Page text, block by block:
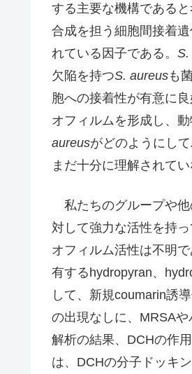
する主要な機構である
合成を担う細胞間接着
れている因子である。 S.
欠陥を持つS. aureusも
胞への接着性が有意に
オフィルムを形成し、
aureusがどのようにし
まだ十分に理解されてい
私たちのグループや他
対して強力な活性を持
オフィルム活性は不明
有するhydropyran、
して、新規coumarin誘
の出現なしに、MRSA
解析の結果、DCHの作
は、DCHの分子ドッキ